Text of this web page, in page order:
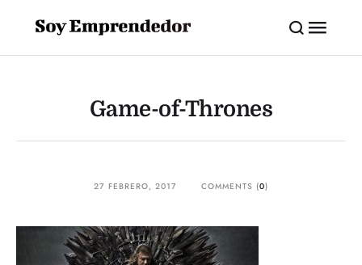
Game-of-Thrones
27 FEBRERO, 2017 COMMENTS (0)